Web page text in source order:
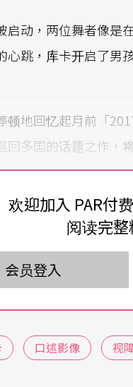
启动，两位舞者像
心跳，库卡开启了男
顿地回忆起月前「
回多国的话题之作
界
怀民称为「可怕的
隔年受邀全球科技艺
六十场，作品仍持续
有工业机器手臂「
人想像，而是内敛自
欢迎加入 PAR付
阅读完整
会员登入
口述影像 视